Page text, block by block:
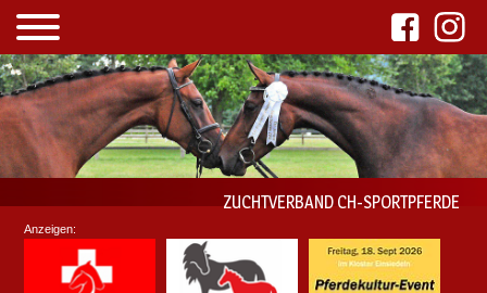
ZUCHTVERBAND CH-SPORTPFERDE
Anzeigen: